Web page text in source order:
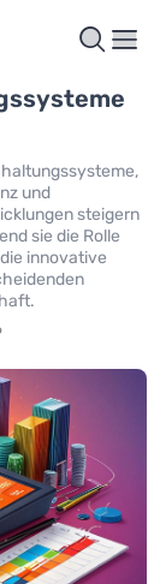
und
steigern
sie die Rolle
innovative